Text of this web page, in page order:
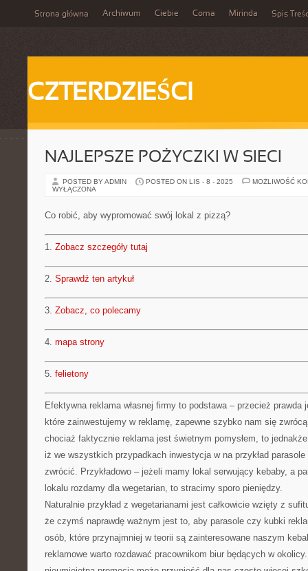
Strona główna Archiwum Ciebie Coma Mirinda Spis
CZTERDZIEŚCI
NAJLEPSZE POŻYCZKI W SIECI
POSTED BY ADMIN POSTED ON LIS - 8 - 2025
MOŻLIWOŚĆ
WYŁĄCZONA
Co robić, aby wypromować swój lokal z pizzą?
1. Zobacz szczegóły tutaj
2. Sprawdź ten artykuł
3. Zobacz, co polecamy
4. mapa strony
5. felietony
Efektywna reklama własnej firmy to podstawa – przecież
które zainwestujemy w reklamę, zapewne szybko nam się
chociaż faktycznie reklama jest świetnym pomysłem, to
iż we wszystkich przypadkach inwestycja w na przykład
zwrócić. Przykładowo – jeżeli mamy lokal serwujący kebaby, a
lokalu rozdamy dla wegetarian, to stracimy sporo pieniędzy.
Naturalnie przykład z wegetarianami jest całkowicie wzięty z
że czymś naprawdę ważnym jest to, aby parasole czy kubki
osób, które przynajmniej w teorii są zainteresowane naszym
reklamowe warto rozdawać pracownikom biur będących w